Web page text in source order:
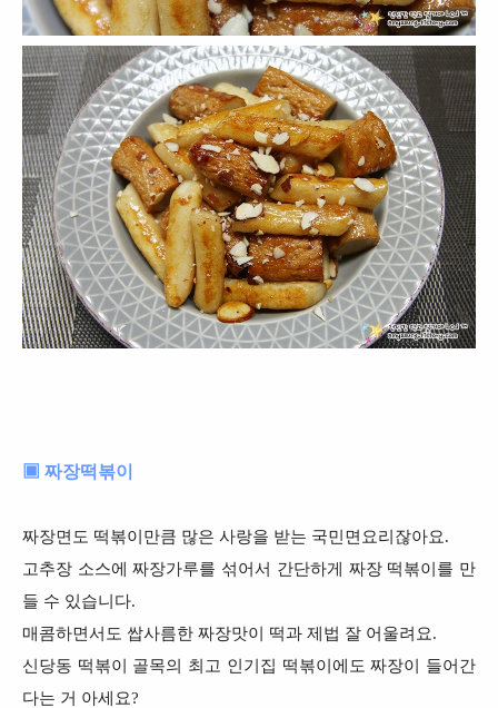
▣ 짜장떡볶이
짜장면도 떡볶이만큼 많은 사랑을 받는 국민면요리잖아요.
고추장 소스에 짜장가루를 섞어서 간단하게 짜장 떡볶이를 만
들 수 있습니다.
매콤하면서도 쌉사름한 짜장맛이 떡과 제법 잘 어울려요.
신당동 떡볶이 골목의 최고 인기집 떡볶이에도 짜장이 들어간
다는 거 아세요?